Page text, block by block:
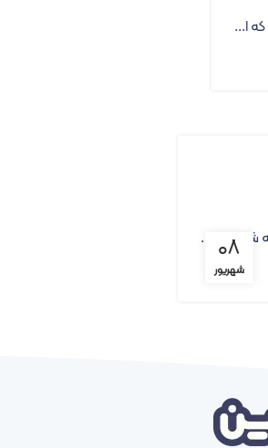
ا...
۰۸
شهریور
القا ...